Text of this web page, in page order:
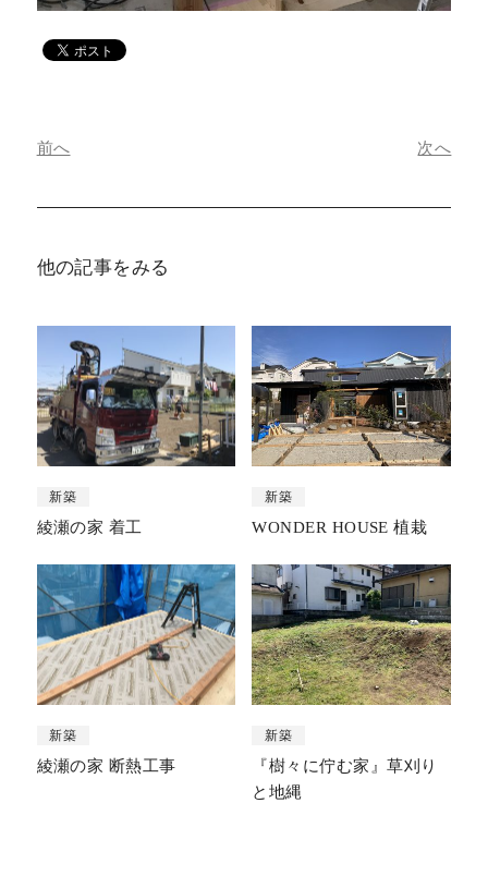
前へ 次へ
他の記事をみる
新築
綾瀬の家 着工
新築
WONDER HOUSE 植栽
新築
綾瀬の家 断熱工事
新築
『樹々に佇む家』草刈り
と地縄